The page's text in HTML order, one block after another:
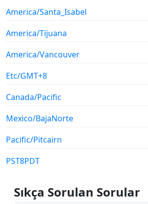
America/Santa_Isabel
America/Tijuana
America/Vancouver
Etc/GMT+8
Canada/Pacific
Mexico/BajaNorte
Pacific/Pitcairn
PST8PDT
Sıkça Sorulan Sorular